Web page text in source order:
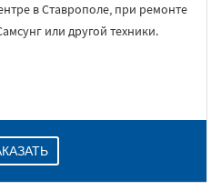
в Ставрополе, при ремонте
или другой техники.